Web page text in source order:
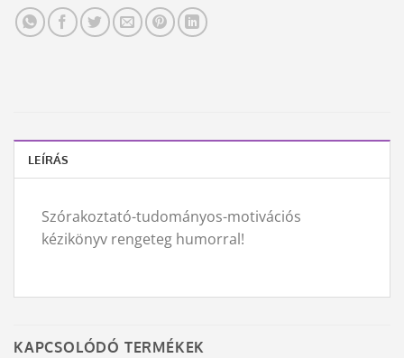
LEÍRÁS
Szórakoztató-tudományos-motivációs
kézikönyv rengeteg humorral!
KAPCSOLÓDÓ TERMÉKEK